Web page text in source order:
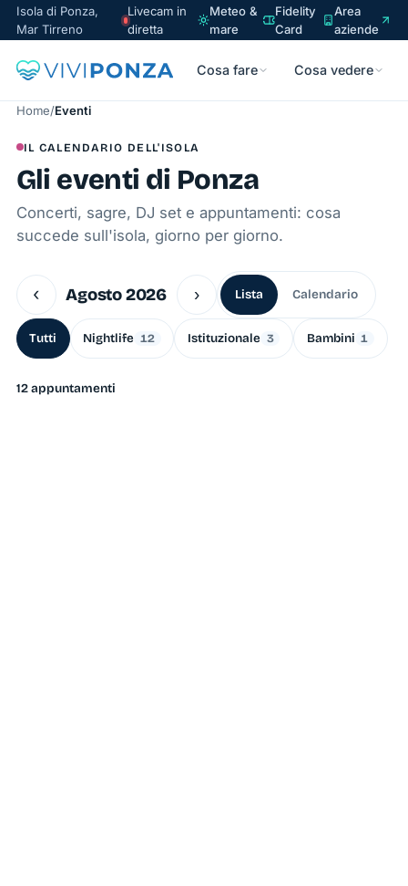
Isola di Ponza,
Mar Tirreno
Livecam in
diretta
Meteo &
mare
Fidelity
Card
Area
aziende
Cosa fare Cosa vedere
Home/Eventi
IL CALENDARIO DELL'ISOLA
Gli eventi di Ponza
Concerti, sagre, DJ set e appuntamenti: cosa
succede sull'isola, giorno per giorno.
‹ Agosto 2026 › Lista Calendario
Tutti Nightlife 12 Istituzionale 3 Bambini 1
12 appuntamenti